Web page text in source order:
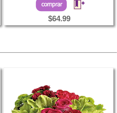
$64.99